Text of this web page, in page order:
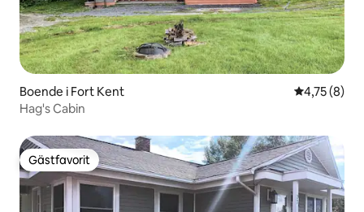
Boende i Fort Kent 4,75 av 5 i
4,75 (8)
Hag's Cabin
Gästfavorit
Gästfavorit